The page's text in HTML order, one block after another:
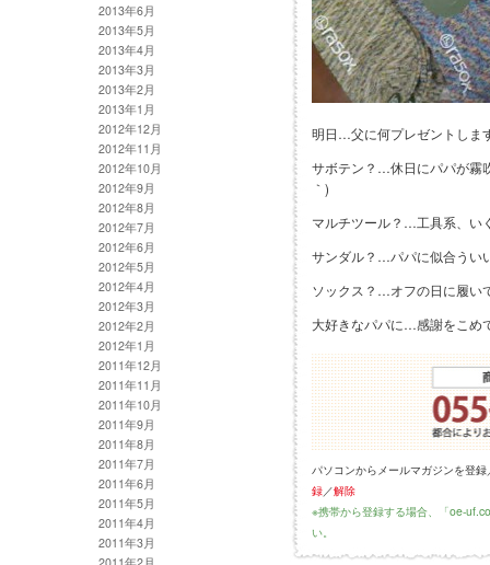
2013年6月
2013年5月
2013年4月
2013年3月
2013年2月
2013年1月
2012年12月
2012年11月
2012年10月
2012年9月
2012年8月
2012年7月
2012年6月
2012年5月
2012年4月
2012年3月
2012年2月
2012年1月
2011年12月
2011年11月
2011年10月
2011年9月
2011年8月
2011年7月
2011年6月
2011年5月
2011年4月
2011年3月
明日…父に何プレゼントしま
サボテン？…休日にパパが霧
｀)
マルチツール？…工具系、い
サンダル？…パパに似合うい
ソックス？…オフの日に履い
大好きなパパに…感謝をこめ
パソコンからメールマガジンを登
録／解除
※携帯から登録する場合、「oe-
い。